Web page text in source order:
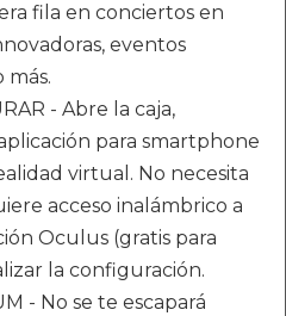
fila en conciertos en
eventos
más.
- Abre la caja,
para smartphone
virtual. No necesita
acceso inalámbrico a
Oculus (gratis para
la configuración.
- No se te escapará